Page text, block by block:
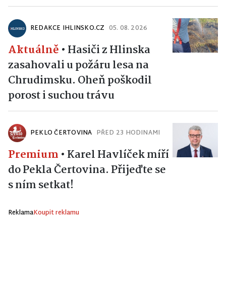
REDAKCE IHLINSKO.CZ 05. 08. 2026
Aktuálně • Hasiči z Hlinska
zasahovali u požáru lesa na
Chrudimsku. Oheň poškodil
porost i suchou trávu
PEKLO ČERTOVINA PŘED 23 HODINAMI
Premium • Karel Havlíček míří
do Pekla Čertovina. Přijeďte se
s ním setkat!
ReklamaKoupit reklamu